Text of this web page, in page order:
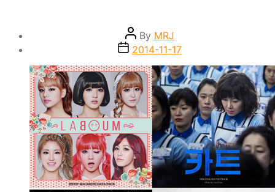
Post
author
By MRJ
Post2014-11-17